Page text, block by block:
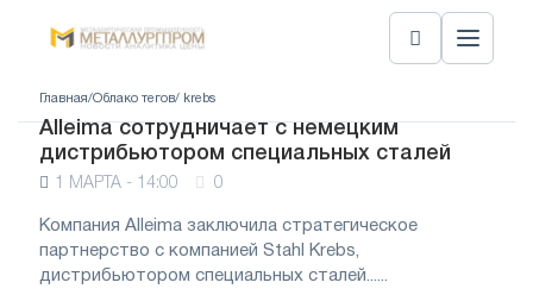
Главная/Облако тегов/ krebs
Alleima сотрудничает с немецким
дистрибьютором специальных сталей
1 МАРТА - 14:00 0
Компания Alleima заключила стратегическое
партнерство с компанией Stahl Krebs,
дистрибьютором специальных сталей......